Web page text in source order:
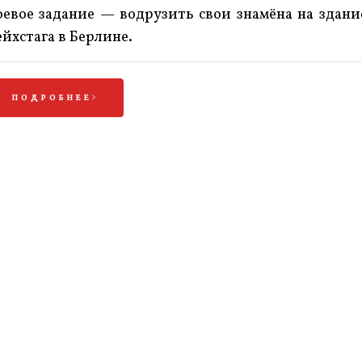
задание — водрузить свои знамёна на
в Берлине.
ПОДРОБНЕЕ